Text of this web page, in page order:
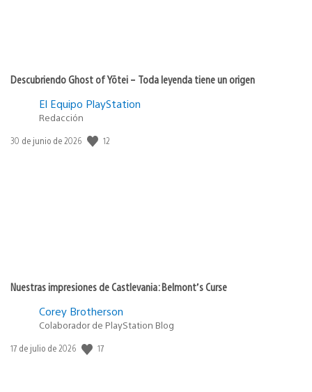
Descubriendo Ghost of Yōtei – Toda leyenda tiene un origen
El Equipo PlayStation
Redacción
Fecha
30 de junio de 2026 12
Nuestras impresiones de Castlevania: Belmont’s Curse
Corey Brotherson
Colaborador de PlayStation Blog
Fecha
17 de julio de 2026 17